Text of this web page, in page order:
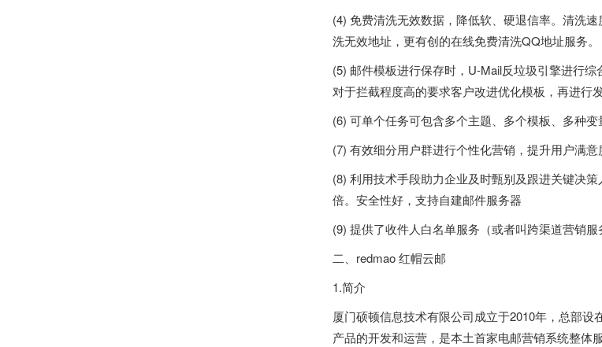
(4) 免费清洗无效数据，降低软、硬退信率。清洗
洗无效地址，更有创的在线免费清洗QQ地址服务。
(5) 邮件模板进行保存时，U-Mail反垃圾引擎进行
对于拦截程度高的要求客户改进优化模板，再进行
(6) 可单个任务可包含多个主题、多个模板、多种变
(7) 有效细分用户群进行个性化营销，提升用户满意
(8) 利用技术手段助力企业及时甄别及跟进关键决
倍。安全性好，支持自建邮件服务器
(9) 提供了收件人白名单服务（或者叫跨渠道营销
二、redmao 红帽云邮
1.简介
厦门硕顿信息技术有限公司成立于2010年，总部
产品的开发和运营，是本土首家电邮营销系统整